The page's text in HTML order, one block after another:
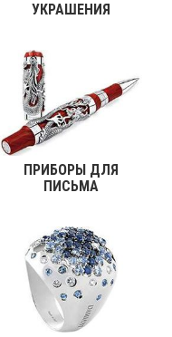
УКРАШЕНИЯ
ПРИБОРЫ ДЛЯ
ПИСЬМА